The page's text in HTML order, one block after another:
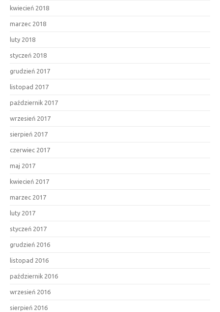
kwiecień 2018
marzec 2018
luty 2018
styczeń 2018
grudzień 2017
listopad 2017
październik 2017
wrzesień 2017
sierpień 2017
czerwiec 2017
maj 2017
kwiecień 2017
marzec 2017
luty 2017
styczeń 2017
grudzień 2016
listopad 2016
październik 2016
wrzesień 2016
sierpień 2016